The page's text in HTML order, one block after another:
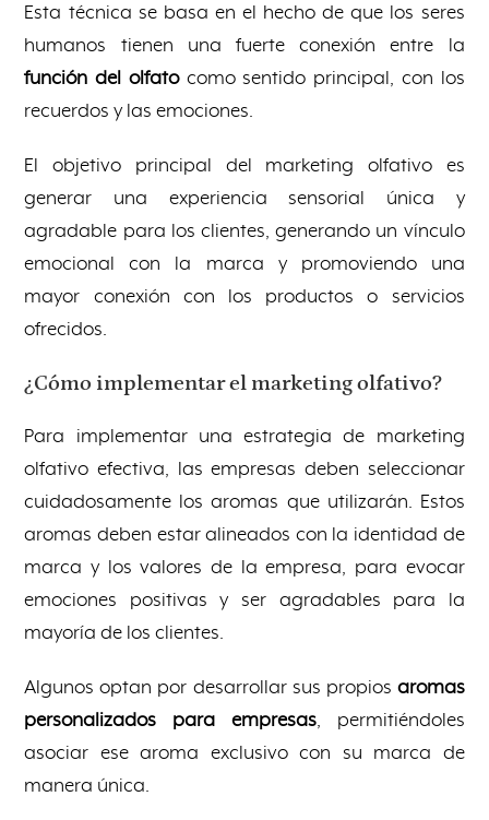
Esta técnica se basa en el hecho de que los seres
humanos tienen una fuerte conexión entre la
función del olfatocomo sentido principal, con los
recuerdos y las emociones.
El objetivo principal del marketing olfativo es
generar una experiencia sensorial única y
agradable para los clientes, generando un vínculo
emocional con la marca y promoviendo una
mayor conexión con los productos o servicios
ofrecidos.
¿Cómo implementar el marketing olfativo?
Para implementar una estrategia de marketing
olfativo efectiva, las empresas deben seleccionar
cuidadosamente los aromas que utilizarán. Estos
aromas deben estar alineados con la identidad de
marca y los valores de la empresa, para evocar
emociones positivas y ser agradables para la
mayoría de los clientes.
Algunos optan por desarrollar sus propios aromas
personalizados para empresas, permitiéndoles
asociar ese aroma exclusivo con su marca de
manera única.